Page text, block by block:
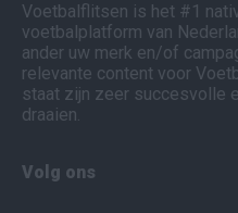
Voetbalflitsen is het #1
voetbalplatform van
ander uw merk en/of
relevante content voor
staat zijn zeer succesvolle
draaien.
Volg ons